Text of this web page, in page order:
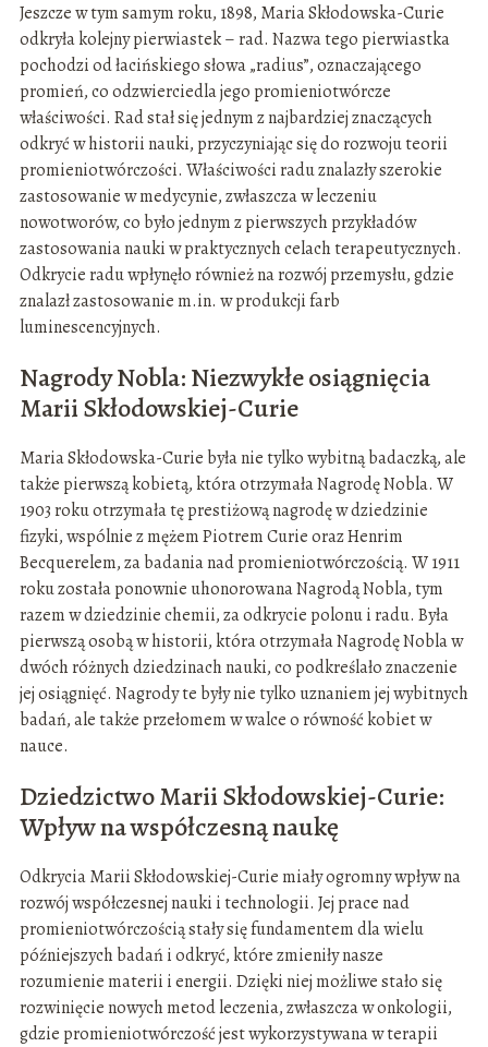
Jeszcze w tym samym roku, 1898, Maria Skłodowska-Curie
odkryła kolejny pierwiastek – rad. Nazwa tego pierwiastka
pochodzi od łacińskiego słowa „radius”, oznaczającego
promień, co odzwierciedla jego promieniotwórcze
właściwości. Rad stał się jednym z najbardziej znaczących
odkryć w historii nauki, przyczyniając się do rozwoju teorii
promieniotwórczości. Właściwości radu znalazły szerokie
zastosowanie w medycynie, zwłaszcza w leczeniu
nowotworów, co było jednym z pierwszych przykładów
zastosowania nauki w praktycznych celach terapeutycznych.
Odkrycie radu wpłynęło również na rozwój przemysłu, gdzie
znalazł zastosowanie m.in. w produkcji farb
luminescencyjnych.
Nagrody Nobla: Niezwykłe osiągnięcia
Marii Skłodowskiej-Curie
Maria Skłodowska-Curie była nie tylko wybitną badaczką, ale
także pierwszą kobietą, która otrzymała Nagrodę Nobla. W
1903 roku otrzymała tę prestiżową nagrodę w dziedzinie
fizyki, wspólnie z mężem Piotrem Curie oraz Henrim
Becquerelem, za badania nad promieniotwórczością. W 1911
roku została ponownie uhonorowana Nagrodą Nobla, tym
razem w dziedzinie chemii, za odkrycie polonu i radu. Była
pierwszą osobą w historii, która otrzymała Nagrodę Nobla w
dwóch różnych dziedzinach nauki, co podkreślało znaczenie
jej osiągnięć. Nagrody te były nie tylko uznaniem jej wybitnych
badań, ale także przełomem w walce o równość kobiet w
nauce.
Dziedzictwo Marii Skłodowskiej-Curie:
Wpływ na współczesną naukę
Odkrycia Marii Skłodowskiej-Curie miały ogromny wpływ na
rozwój współczesnej nauki i technologii. Jej prace nad
promieniotwórczością stały się fundamentem dla wielu
późniejszych badań i odkryć, które zmieniły nasze
rozumienie materii i energii. Dzięki niej możliwe stało się
rozwinięcie nowych metod leczenia, zwłaszcza w onkologii,
gdzie promieniotwórczość jest wykorzystywana w terapii